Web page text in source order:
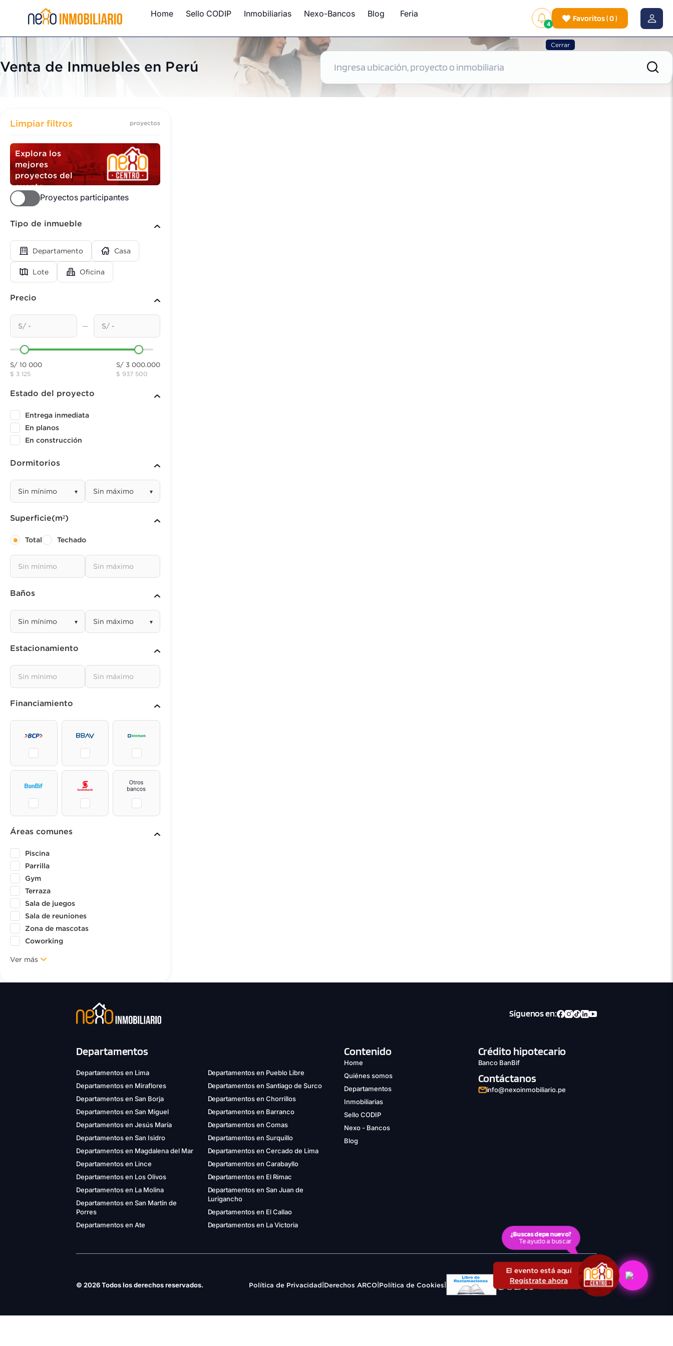
Home Sello CODIP Inmobiliarias Nexo-Bancos Blog Feria
4
Favoritos(0)
Cerrar
Venta de Inmuebles en Perú
Limpiar filtros proyectos
Explora los
mejores
proyectos del
evento
Proyectos participantes
Tipo de inmueble
Departamento Casa
Lote Oficina
Precio
—
S/ 10 000
$ 3 125
S/ 3 000.000
$ 937 500
Estado del proyecto
Entrega inmediata
En planos
En construcción
Dormitorios
▾ ▾
Superficie(m²)
Total Techado
Baños
▾ ▾
Estacionamiento
Financiamiento
Áreas comunes
Piscina
Parrilla
Gym
Terraza
Sala de juegos
Sala de reuniones
Zona de mascotas
Coworking
Ver más
El evento está aquí
Regístrate ahora
Síguenos en:
Departamentos
Departamentos en Lima
Departamentos en Miraflores
Departamentos en San Borja
Departamentos en San Miguel
Departamentos en Jesús María
Departamentos en San Isidro
Departamentos en Magdalena del Mar
Departamentos en Lince
Departamentos en Los Olivos
Departamentos en La Molina
Departamentos en San Martín de
Porres
Departamentos en Ate
Departamentos en Pueblo Libre
Departamentos en Santiago de Surco
Departamentos en Chorrillos
Departamentos en Barranco
Departamentos en Comas
Departamentos en Surquillo
Departamentos en Cercado de Lima
Departamentos en Carabayllo
Departamentos en El Rimac
Departamentos en San Juan de
Lurigancho
Departamentos en El Callao
Departamentos en La Victoria
Contenido
Home
Quiénes somos
Departamentos
Inmobiliarias
Sello CODIP
Nexo - Bancos
Blog
Crédito hipotecario
Banco BanBif
Contáctanos
info@nexoinmobiliario.pe
© 2026 Todos los derechos reservados. Política de Privacidad|Derechos ARCO|Política de Cookies|
¿Buscas depa nuevo?
Te ayudo a buscar